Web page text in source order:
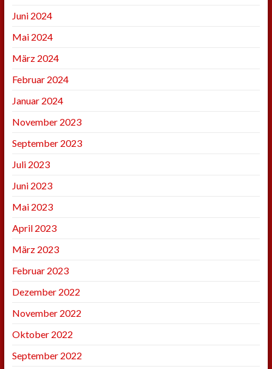
Juni 2024
Mai 2024
März 2024
Februar 2024
Januar 2024
November 2023
September 2023
Juli 2023
Juni 2023
Mai 2023
April 2023
März 2023
Februar 2023
Dezember 2022
November 2022
Oktober 2022
September 2022